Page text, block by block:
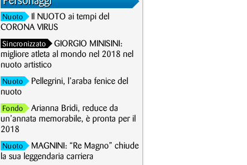
Nuoto
Il NUOTO ai tempi del
CORONA VIRUS
Sincronizzato
GIORGIO MINISINI:
migliore atleta al mondo nel 2018 nel
nuoto artistico
Nuoto
Pellegrini, l’araba fenice del
nuoto
Fondo
Arianna Bridi, reduce da
un’annata memorabile, è pronta per il
2018
Nuoto
MAGNINI: “Re Magno” chiude
la sua leggendaria carriera